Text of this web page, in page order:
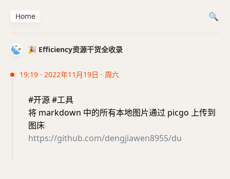
🎉 Efficiency资源干货全收录
19:19 · 2022年11月19日 · 周六
#开源 #工具
将 markdown 中的所有本地图片通过 picgo 上传到
图床
https://github.com/dengjiawen8955/du
Home